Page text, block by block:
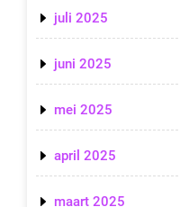
juli 2025
juni 2025
mei 2025
april 2025
maart 2025